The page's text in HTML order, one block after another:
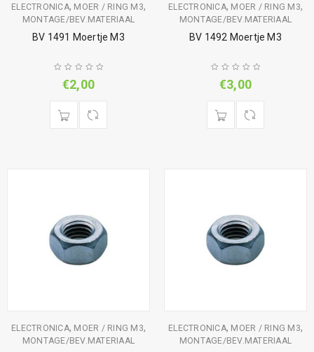
ELECTRONICA, MOER / RING M3,
MONTAGE/BEV.MATERIAAL
BV 1491 Moertje M3
€2,00
ELECTRONICA, MOER / RING M3,
MONTAGE/BEV.MATERIAAL
BV 1492 Moertje M3
€3,00
ELECTRONICA, MOER / RING M3,
MONTAGE/BEV.MATERIAAL
ELECTRONICA, MOER / RING M3,
MONTAGE/BEV.MATERIAAL